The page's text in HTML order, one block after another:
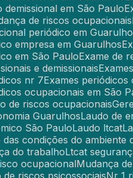
demissional em São Paulo
de riscos ocupacionais
periódico em
empresa em Guarulhos
em São Paulo Exame de
e demissionais
nr 7 Exames
ocupacionais em São
de riscos ocupacionais
Guarulhos Laudo de
São Paulo Laudo ltcat
das condições do ambiente
do trabalho Ltcat
ocupacional
Mudança
de riscos psicossociais
Nr